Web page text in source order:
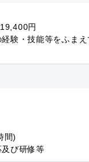
円
験・技能等をふまえ
間)
び研修等